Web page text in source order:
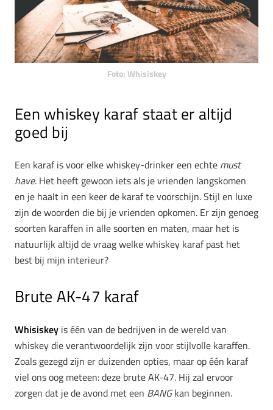
Foto: Whisiskey
Een whiskey karaf staat er altijd
goed bij
Een karaf is voor elke whiskey-drinker een echte must
have. Het heeft gewoon iets als je vrienden langskomen
en je haalt in een keer de karaf te voorschijn. Stijl en luxe
zijn de woorden die bij je vrienden opkomen. Er zijn genoeg
soorten karaffen in alle soorten en maten, maar het is
natuurlijk altijd de vraag welke whiskey karaf past het
best bij mijn interieur?
Brute AK-47 karaf
Whisiskey is één van de bedrijven in de wereld van
whiskey die verantwoordelijk zijn voor stijlvolle karaffen.
Zoals gezegd zijn er duizenden opties, maar op één karaf
viel ons oog meteen: deze brute AK-47. Hij zal ervoor
zorgen dat je de avond met een BANGkan beginnen.